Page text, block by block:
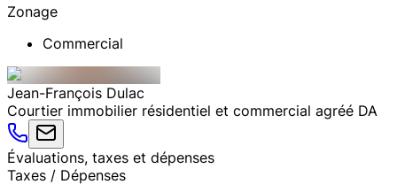
Zonage
Commercial
Jean-François Dulac
Courtier immobilier résidentiel et commercial agréé DA
Évaluations, taxes et dépenses
Taxes / Dépenses